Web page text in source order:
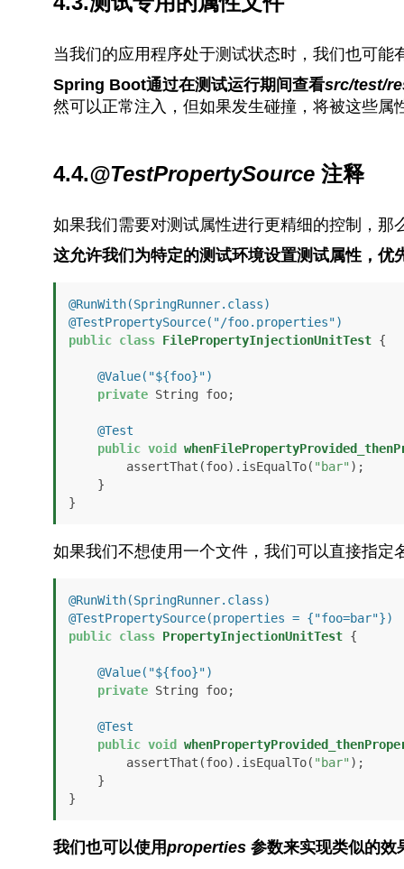
当我们的应用程序处于测试状态时，我们也可能
Spring Boot通过在测试运行期间查看src/test/
然可以正常注入，但如果发生碰撞，将被这些属
4.4.@TestPropertySource注释
如果我们需要对测试属性进行更精细的控制，那
这允许我们为特定的测试环境设置测试属性，优
@RunWith(SpringRunner.class)
@TestPropertySource("/foo.properties")
public class FilePropertyInjectionUnitTest {
@Value("${foo}")
private String foo;
@Test
public void
        assertThat(foo).isEqualTo(
"bar" );
}
如果我们不想使用一个文件，我们可以直接指定
@RunWith(SpringRunner.class)
@TestPropertySource(properties = {"foo=bar"})
public class PropertyInjectionUnitTest {
@Value("${foo}")
private String foo;
@Test
public void
        assertThat(foo).isEqualTo(
"bar" );
}
我们也可以使用properties 参数来实现类似的效